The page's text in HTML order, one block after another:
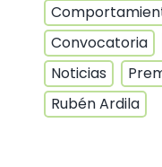
Convocatoria
Noticias
Rubén Ardila